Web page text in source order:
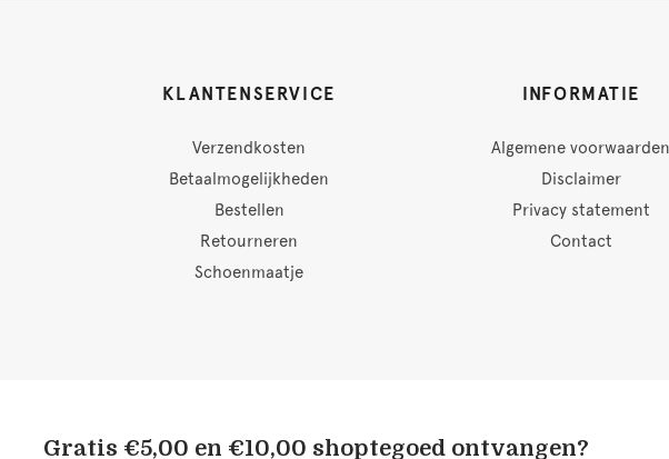
KLANTENSERVICE
Verzendkosten
Betaalmogelijkheden
Bestellen
Retourneren
Schoenmaatje
INFORMATIE
Algemene voorwaarden
Disclaimer
Privacy statement
Contact
Gratis €5,00 en €10,00 shoptegoed ontvangen?